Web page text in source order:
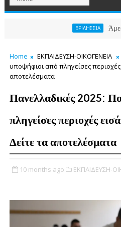
ΒΡΙΛΗΣΣΙΑ Άμεση
Home ΕΚΠΑΙΔΕΥΣΗ-ΟΙΚΟΓΕΝΕΙΑ
υποψήφιοι από πληγείσες περιοχές
αποτελέσματα
Πανελλαδικές 2025:
πληγείσες περιοχές
Δείτε τα αποτελέσματα
10 months ago ΕΚΠΑΙΔΕΥΣΗ-